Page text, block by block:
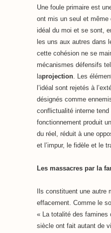
Une foule primaire est
ont mis un seul et même
idéal du moi et se sont,
les uns aux autres dans
cette cohésion ne se
mécanismes défensifs
laprojection. Les
l’idéal sont rejetés à
désignés comme
conflictualité interne tend
fonctionnement produit
du réel, réduit à une
et l’impur, le fidèle et le
Les massacres par la
Ils constituent une autre
effacement. Comme le
« La totalité des famines
siècle ont fait autant de